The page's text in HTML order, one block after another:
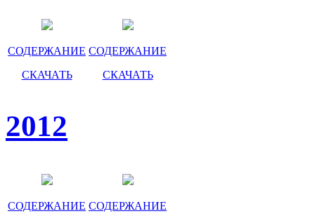
СОДЕРЖАНИЕ
СКАЧАТЬ
СОДЕРЖАНИЕ
СКАЧАТЬ
2012
СОДЕРЖАНИЕ СОДЕРЖАНИЕ